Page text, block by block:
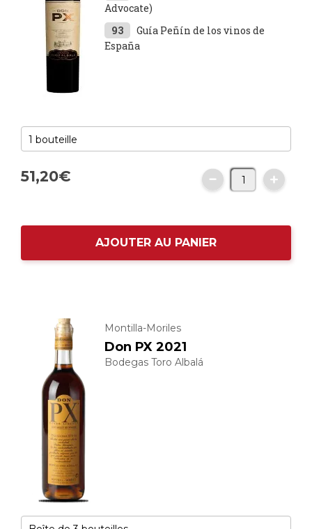
Advocate)
93
Guía Peñín de los vinos de
España
51,20€
AJOUTER AU PANIER
Montilla-Moriles
Don PX 2021
Bodegas Toro Albalá